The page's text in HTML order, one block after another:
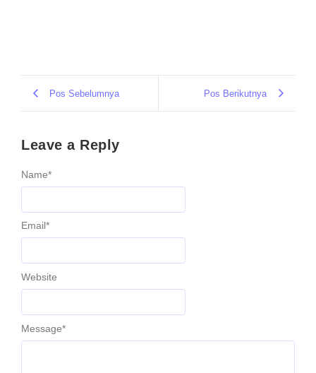
Pos Sebelumnya Pos Berikutnya
Leave a Reply
Message*
Name*
Email*
Website